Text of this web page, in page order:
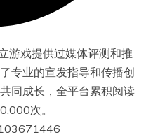
游戏提供过媒体评测和推
专业的宣发指导和传播创
同成长，全平台累积阅读
次。